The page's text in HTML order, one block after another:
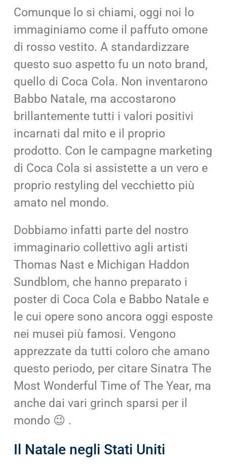
Comunque lo si chiami, oggi noi lo
immaginiamo come il paffuto omone
di rosso vestito. A standardizzare
questo suo aspetto fu un noto brand,
quello di Coca Cola. Non inventarono
Babbo Natale, ma accostarono
brillantemente tutti i valori positivi
incarnati dal mito e il proprio
prodotto. Con le campagne marketing
di Coca Cola si assistette a un vero e
proprio restyling del vecchietto più
amato nel mondo.
Dobbiamo infatti parte del nostro
immaginario collettivo agli artisti
Thomas Nast e Michigan Haddon
Sundblom, che hanno preparato i
poster di Coca Cola e Babbo Natale e
le cui opere sono ancora oggi esposte
nei musei più famosi. Vengono
apprezzate da tutti coloro che amano
questo periodo, per citare Sinatra The
Most Wonderful Time of The Year, ma
anche dai vari grinch sparsi per il
mondo 😉 .
Il Natale negli Stati Uniti